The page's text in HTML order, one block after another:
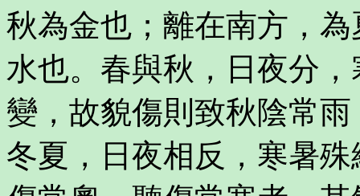
秋為金也；離在南方，
水也。春與秋，日夜分
變，故貌傷則致秋陰常
冬夏，日夜相反，寒暑